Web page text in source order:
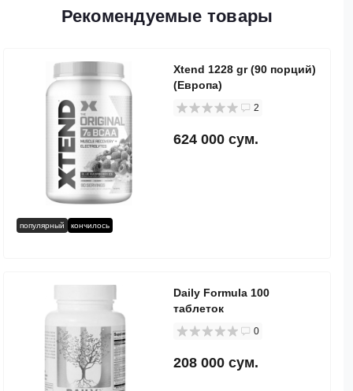
Рекомендуемые товары
популярный кончилось
Xtend 1228 gr (90 порций)
(Европа)
2
624 000 сум.
Daily Formula 100
таблеток
0
208 000 сум.